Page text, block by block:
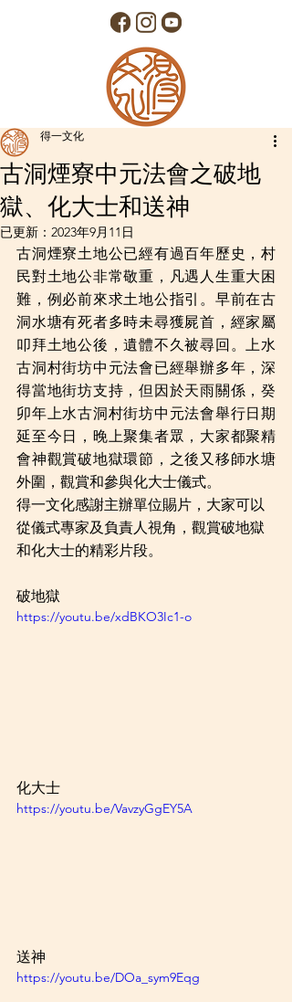
古洞煙寮中元法會之破地
獄、化大士和送神
得一文化
已更新： 2023年9月11日
古洞煙寮土地公已經有過百年歷史，村
民對土地公非常敬重，凡遇人生重大困
難，例必前來求土地公指引。早前在古
洞水塘有死者多時未尋獲屍首，經家屬
叩拜土地公後，遺體不久被尋回。上水
古洞村街坊中元法會已經舉辦多年，深
得當地街坊支持，但因於天雨關係，癸
卯年上水古洞村街坊中元法會舉行日期
延至今日，晚上聚集者眾，大家都聚精
會神觀賞破地獄環節，之後又移師水塘
外圍，觀賞和參與化大士儀式。
得一文化感謝主辦單位賜片，大家可以
從儀式專家及負責人視角，觀賞破地獄
和化大士的精彩片段。
破地獄
https://youtu.be/xdBKO3Ic1-o
化大士
https://youtu.be/VavzyGgEY5A
送神
https://youtu.be/DOa_sym9Eqg